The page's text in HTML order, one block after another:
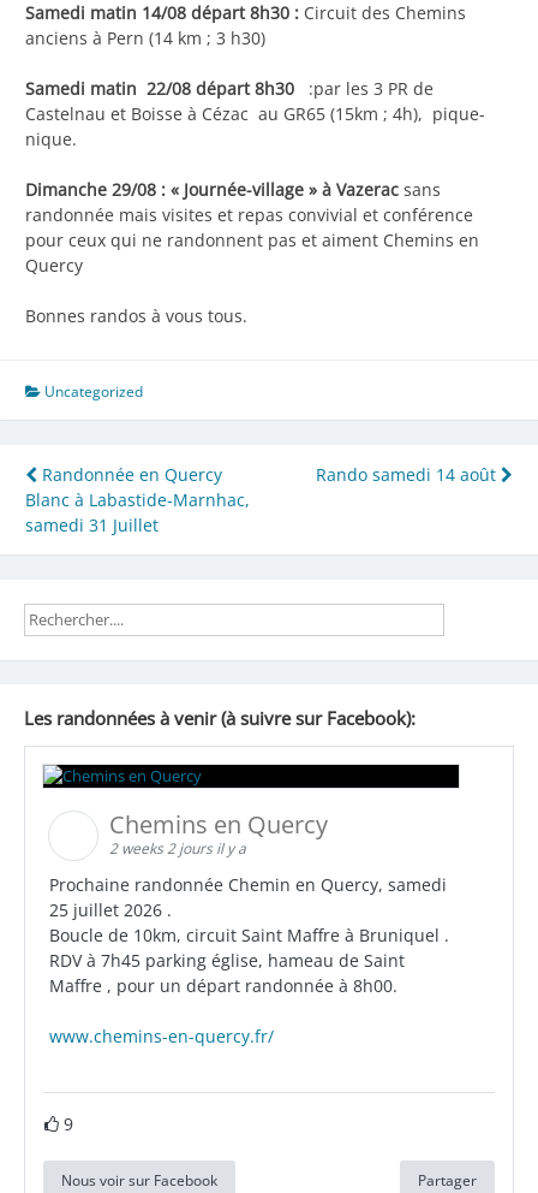
Samedi matin 14/08 départ 8h30 : Circuit des Chemins
anciens à Pern (14 km ; 3 h30)
Samedi matin 22/08 départ 8h30
:par les 3 PR de
Castelnau et Boisse à Cézac au GR65 (15km ; 4h), pique-
nique.
Dimanche 29/08 : « Journée-village » à Vazerac sans
randonnée mais visites et repas convivial et conférence
pour ceux qui ne randonnent pas et aiment Chemins en
Quercy
Bonnes randos à vous tous.
Uncategorized
Navigation
de
l’article
Randonnée en Quercy
Blanc à Labastide-Marnhac,
samedi 31 Juillet
Rando samedi 14 août
Les randonnées à venir (à suivre sur Facebook):
Chemins en Quercy
2 weeks 2 jours il y a
Prochaine randonnée Chemin en Quercy, samedi
25 juillet 2026 .
Boucle de 10km, circuit Saint Maffre à Bruniquel .
RDV à 7h45 parking église, hameau de Saint
Maffre , pour un départ randonnée à 8h00.
www.chemins-en-quercy.fr/
9
Nous voir sur Facebook Partager